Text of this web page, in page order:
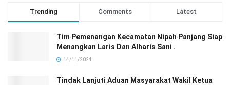
Trending Comments Latest
Tim Pemenangan Kecamatan Nipah Panjang Siap
Menangkan Laris Dan Alharis Sani .
14/11/2024
Tindak Lanjuti Aduan Masyarakat Wakil Ketua